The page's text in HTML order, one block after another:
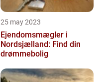
25 may 2023
Ejendomsmægler i
Nordsjælland: Find din
drømmebolig